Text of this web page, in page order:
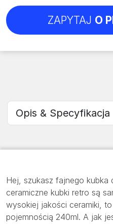
Hej, szukasz fajnego kubka
ceramiczne kubki retro są
wysokiej jakości ceramiki, to
pojemnością 240ml. A jak
Wybierz sekcję
ZAPYTAJ O